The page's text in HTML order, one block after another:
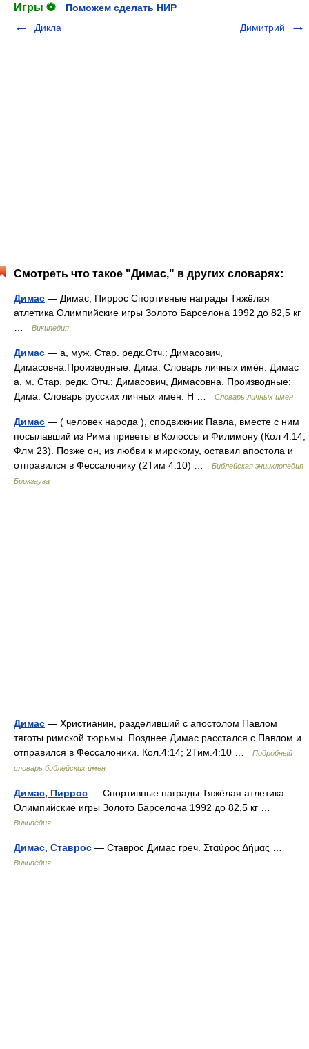
Игры ⚽
Поможем сделать НИР
Дикла
Димитрий
Смотреть что такое "Димас," в других словарях:
Димас — Димас, Пиррос Спортивные награды Тяжёлая
атлетика Олимпийские игры Золото Барселона 1992 до 82,5 кг
Википедия
Димас — а, муж. Стар. редк.Отч.: Димасович,
Димасовна.Производные: Дима. Словарь личных имён. Димас
а, м. Стар. редк. Отч.: Димасович, Димасовна. Производные:
Дима. Словарь русских личных имен. Н …
Словарь личных имен
Димас — ( человек народа ), сподвижник Павла, вместе с ним
посылавший из Рима приветы в Колоссы и Филимону (Кол 4:14;
Флм 23). Позже он, из любви к мирскому, оставил апостола и
отправился в Фессалонику (2Тим 4:10) …
Библейская энциклопедия
Брокгауза
Димас — Христианин, разделивший с апостолом Павлом
тяготы римской тюрьмы. Позднее Димас расстался с Павлом и
отправился в Фессалоники. Кол.4:14; 2Тим.4:10 …
Подробный
словарь библейских имен
Димас, Пиррос — Спортивные награды Тяжёлая атлетика
Олимпийские игры Золото Барселона 1992 до 82,5 кг …
Википедия
Димас, Ставрос — Ставрос Димас греч. Σταύρος Δήμας …
Википедия